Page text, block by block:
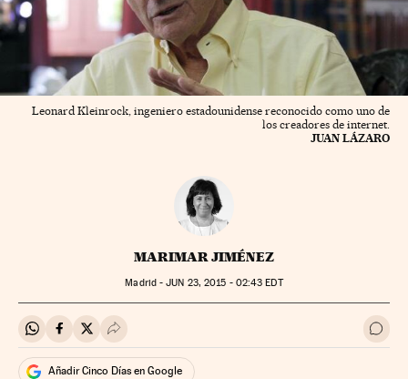
Leonard Kleinrock, ingeniero estadounidense reconocido como uno de
los creadores de internet.
JUAN LÁZARO
MARIMAR JIMÉNEZ
Madrid -JUN 23, 2015 - 02:43 EDT
Compartir en Whatsapp
Compartir en Facebook
Compartir en Twitter
Desplegar Redes Sociales Ir a
Añadir Cinco Días en Google